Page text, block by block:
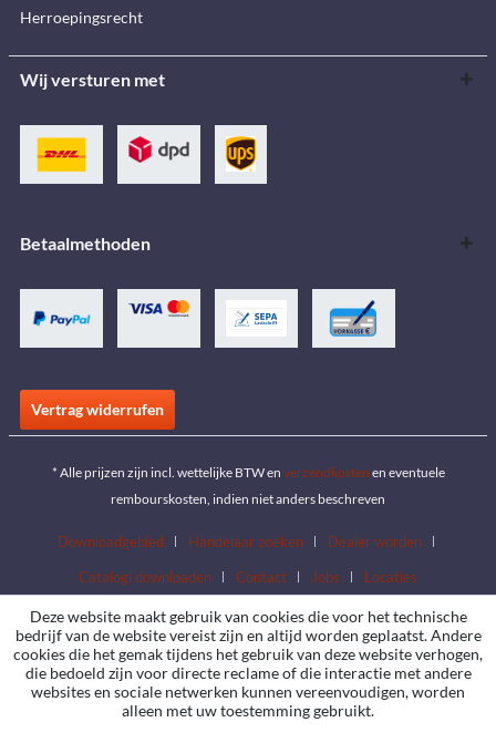
Herroepingsrecht
Wij versturen met
Betaalmethoden
Vertrag widerrufen
* Alle prijzen zijn incl. wettelijke BTW en verzendkosten en eventuele
rembourskosten, indien niet anders beschreven
Downloadgebied Handelaar zoeken
Dealer worden
Catalogi downloaden
Contact Jobs Locaties
Deze website maakt gebruik van cookies die voor het technische
bedrijf van de website vereist zijn en altijd worden geplaatst. Andere
cookies die het gemak tijdens het gebruik van deze website verhogen,
die bedoeld zijn voor directe reclame of die interactie met andere
websites en sociale netwerken kunnen vereenvoudigen, worden
alleen met uw toestemming gebruikt.